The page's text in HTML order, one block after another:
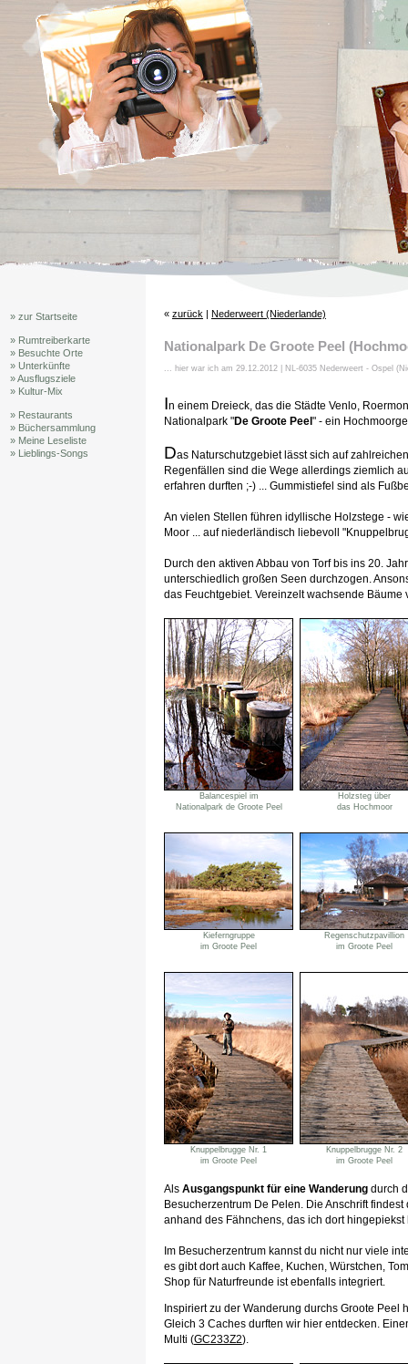
» zur Startseite
» Rumtreiberkarte
» Besuchte Orte
» Unterkünfte
» Ausflugsziele
» Kultur-Mix
» Restaurants
» Büchersammlung
» Meine Leseliste
» Lieblings-Songs
« zurück | Nederweert (Niederlande)
Nationalpark De Groote Peel
... hier war ich am 29.12.2012 | NL-6035 Nederweert - Ospel
In einem Dreieck, das die Städte Venlo,
Nationalpark "De Groote Peel" - ein
Das Naturschutzgebiet lässt sich auf
Regenfällen sind die Wege allerdings ziemlich
erfahren durften ;-) ... Gummistiefel sind als
An vielen Stellen führen idyllische Holzstege -
Moor ... auf niederländisch liebevoll
Durch den aktiven Abbau von Torf bis ins 20.
unterschiedlich großen Seen durchzogen.
das Feuchtgebiet. Vereinzelt wachsende
Balancespiel im
Nationalpark de Groote Peel
Holzsteg über
das Hochmoor
Kieferngruppe
im Groote Peel
Regenschutzpavillion
im Groote Peel
Knuppelbrugge Nr. 1
im Groote Peel
Knuppelbrugge Nr. 2
im Groote Peel
Als Ausgangspunkt für eine Wanderung durch
Besucherzentrum De Pelen. Die Anschrift
anhand des Fähnchens, das ich dort hingepiekst
Im Besucherzentrum kannst du nicht nur viele
es gibt dort auch Kaffee, Kuchen, Würstchen,
Shop für Naturfreunde ist ebenfalls integriert.
Inspiriert zu der Wanderung durchs Groote
Gleich 3 Caches durften wir hier entdecken.
Multi (GC233Z2).